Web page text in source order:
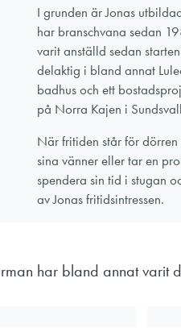
I grunden är Jonas
har branschvana sedan
varit anställd sedan
delaktig i bland annat
badhus och ett
på Norra Kajen i
När fritiden står för
sina vänner eller tar en
spendera sin tid i stugan
av Jonas fritidsintressen.
har bland annat varit